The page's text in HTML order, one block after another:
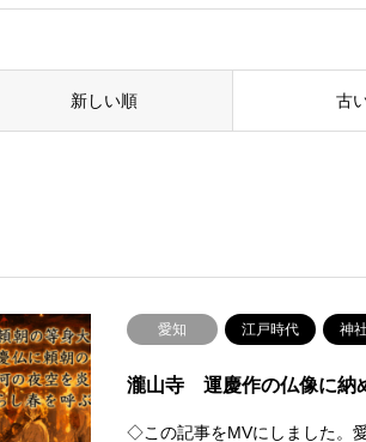
新しい順 古
愛知 江戸時代 神
瀧山寺 運慶作の仏像に納
◇この記事をMVにしました。